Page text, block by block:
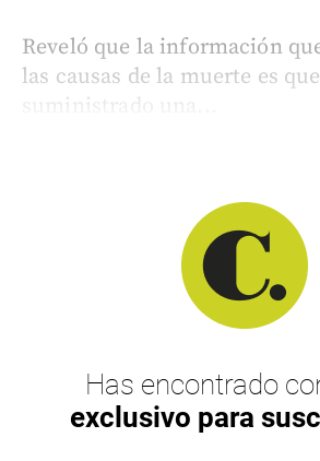
Reveló que la información
las causas de la muerte es
suministrado una...
Has encontrado
exclusivo para